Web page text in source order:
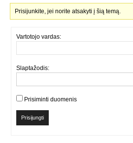
Prisijunkite, jei norite atsakyti į šią temą.
Vartotojo vardas:
Slaptažodis:
Prisiminti duomenis
Prisijungti